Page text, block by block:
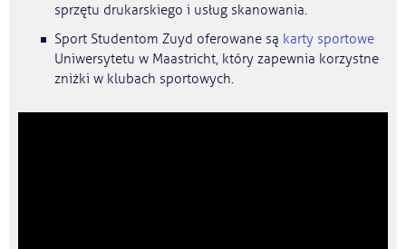
sprzętu drukarskiego i usług skanowania.
Sport Studentom Zuyd oferowane są karty sportowe
Uniwersytetu w Maastricht, który zapewnia korzystne
zniżki w klubach sportowych.